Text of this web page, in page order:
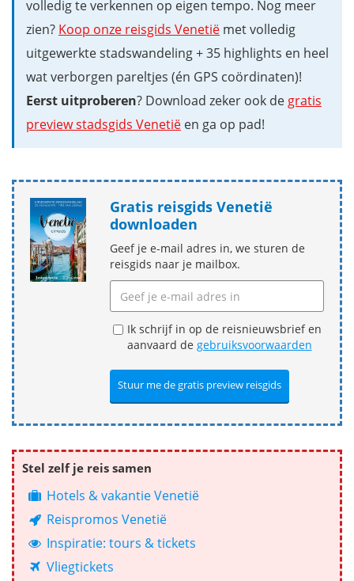
volledig te verkennen op eigen tempo. Nog meer
zien? Koop onze reisgids Venetië met volledig
uitgewerkte stadswandeling + 35 highlights en heel
wat verborgen pareltjes (én GPS coördinaten)!
Eerst uitproberen? Download zeker ook de gratis
preview stadsgids Venetië en ga op pad!
Gratis reisgids Venetië
downloaden
Geef je e-mail adres in, we sturen de
reisgids naar je mailbox.
Ik schrijf in op de reisnieuwsbrief en
aanvaard de gebruiksvoorwaarden
Stel zelf je reis samen
Hotels & vakantie Venetië
Reispromos Venetië
Inspiratie: tours & tickets
Vliegtickets